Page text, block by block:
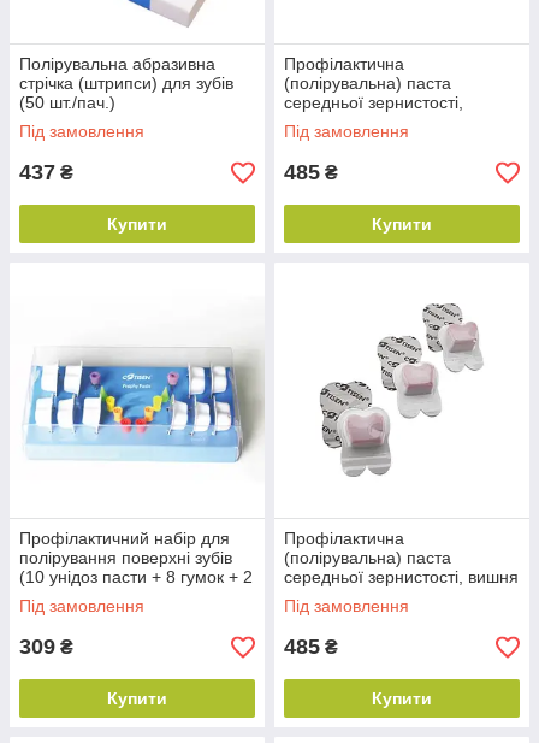
Полірувальна абразивна
стрічка (штрипси) для зубів
(50 шт./пач.)
Під замовлення
437 ₴
Купити
Профілактична
(полірувальна) паста
середньої зернистості,
апельсин (50 шт./пач.)
Під замовлення
485 ₴
Купити
Профілактичний набір для
полірування поверхні зубів
(10 унідоз пасти + 8 гумок + 2
щіточки полірувальні)
Під замовлення
309 ₴
Купити
Профілактична
(полірувальна) паста
середньої зернистості, вишня
(50 шт./пач.)
Під замовлення
485 ₴
Купити